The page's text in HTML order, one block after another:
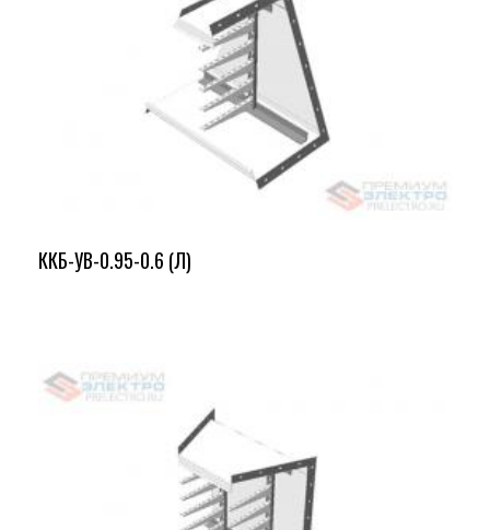
ККБ-УВ-0.95-0.6 (Л)